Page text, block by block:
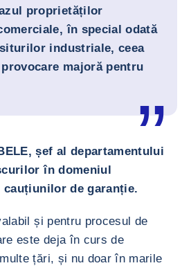
proprietăților
în special odată
industriale, ceea
majoră pentru
șef al departamentului
în domeniul
de garanție.
și pentru procesul de
este deja în curs de
țări, și nu doar în marile